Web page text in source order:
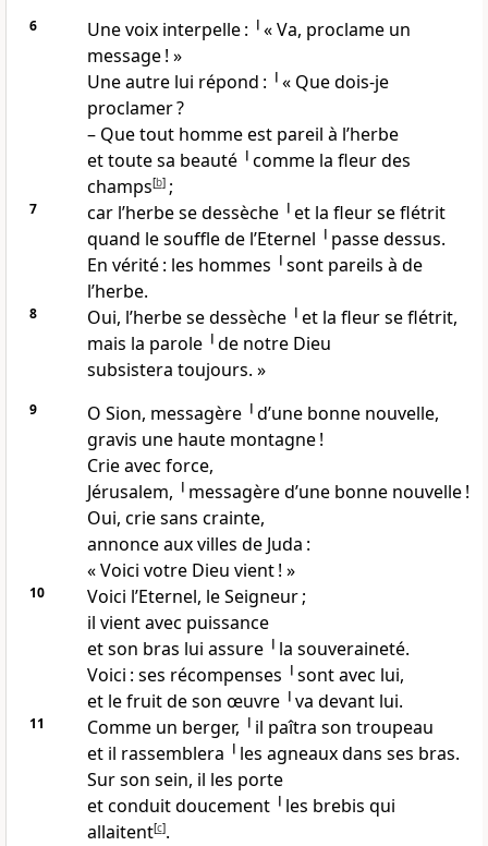
6
Une voix interpelle : ╵« Va, proclame un
message ! »
Une autre lui répond : ╵« Que dois-je
proclamer ?
– Que tout homme est pareil à l’herbe
et toute sa beauté ╵comme la fleur des
champs[b];
7
car l’herbe se dessèche ╵et la fleur se flétrit
quand le souffle de l’Eternel ╵passe dessus.
En vérité : les hommes ╵sont pareils à de
l’herbe.
8
Oui, l’herbe se dessèche ╵et la fleur se flétrit,
mais la parole ╵de notre Dieu
subsistera toujours. »
9
O Sion, messagère ╵d’une bonne nouvelle,
gravis une haute montagne !
Crie avec force,
Jérusalem, ╵messagère d’une bonne nouvelle !
Oui, crie sans crainte,
annonce aux villes de Juda :
« Voici votre Dieu vient ! »
10
Voici l’Eternel, le Seigneur ;
il vient avec puissance
et son bras lui assure ╵la souveraineté.
Voici : ses récompenses ╵sont avec lui,
et le fruit de son œuvre ╵va devant lui.
11
Comme un berger, ╵il paîtra son troupeau
et il rassemblera ╵les agneaux dans ses bras.
Sur son sein, il les porte
et conduit doucement ╵les brebis qui
allaitent[c].